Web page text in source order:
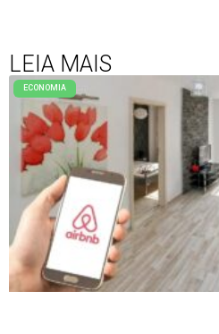
LEIA MAIS
ECONOMIA